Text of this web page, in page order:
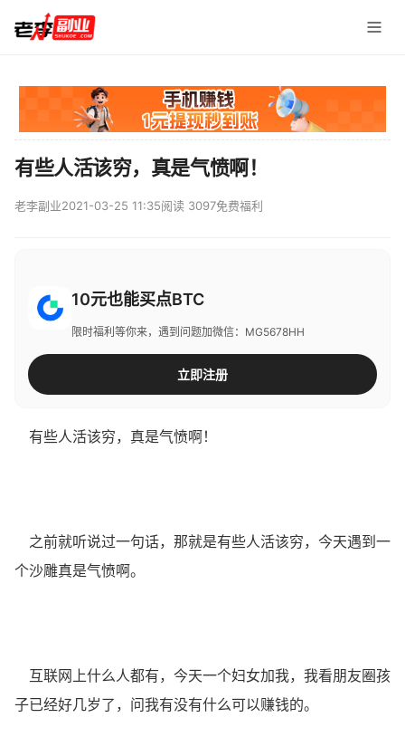
有些人活该穷，真是气愤啊！
老李副业2021-03-25 11:35阅读 3097免费福利
10元也能买点BTC
限时福利等你来，遇到问题加微信：MG5678HH
立即注册
有些人活该穷，真是气愤啊！
之前就听说过一句话，那就是有些人活该穷，今天遇到一
个沙雕真是气愤啊。
互联网上什么人都有，今天一个妇女加我，我看朋友圈孩
子已经好几岁了，问我有没有什么可以赚钱的。